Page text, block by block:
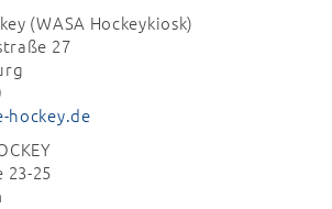
(WASA Hockeykiosk)
27
hockey.de
25